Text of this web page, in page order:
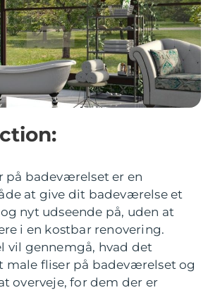
på badeværelset er en
at give dit badeværelse et
nyt udseende på, uden at
i en kostbar renovering.
vil gennemgå, hvad det
fliser på badeværelset og
overveje, for dem der er